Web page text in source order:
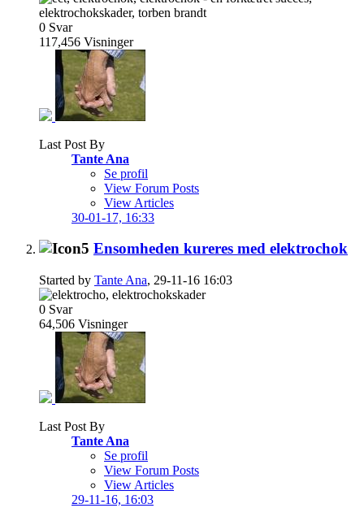
0 Svar
117,456 Visninger
Last Post By
Tante Ana
Se profil
View Forum Posts
View Articles
30-01-17, 16:33
Ensomheden kureres med elektrochok
Started by Tante Ana, 29-11-16 16:03
0 Svar
64,506 Visninger
Last Post By
Tante Ana
Se profil
View Forum Posts
View Articles
29-11-16, 16:03